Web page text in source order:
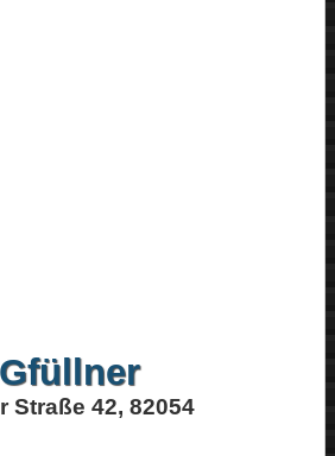
Straße 42, 82054